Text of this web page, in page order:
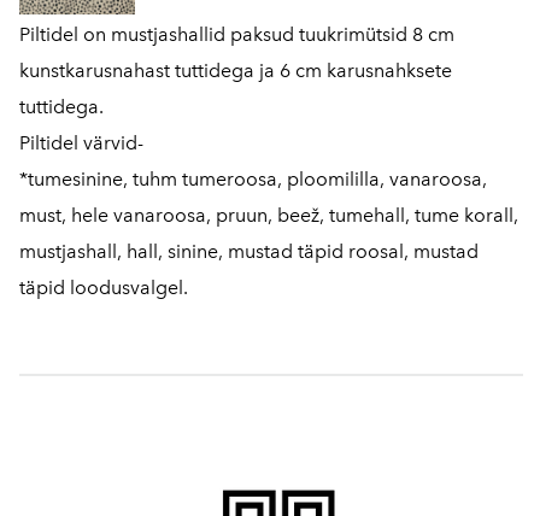
Piltidel on mustjashallid paksud tuukrimütsid 8 cm
kunstkarusnahast tuttidega ja 6 cm karusnahksete
tuttidega.
Piltidel värvid-
*tumesinine, tuhm tumeroosa, ploomililla, vanaroosa,
must, hele vanaroosa, pruun, beež, tumehall, tume korall,
mustjashall, hall, sinine, mustad täpid roosal, mustad
täpid loodusvalgel.